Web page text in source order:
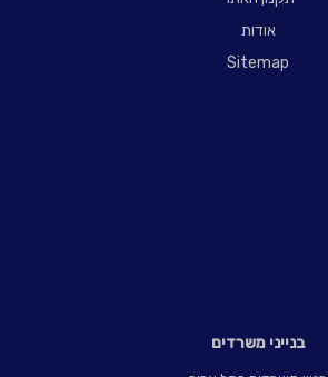
אודות
Sitemap
בנייני משרדים